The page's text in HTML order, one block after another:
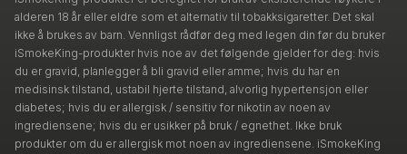
alderen 18 år eller eldre som et alternativ til tobakksigaretter. Det skal
ikke å brukes av barn. Vennligst rådfør deg med legen din før du bruker
iSmokeKing-produkter hvis noe av det følgende gjelder for deg: hvis
du er gravid, planlegger å bli gravid eller amme; hvis du har en
medisinsk tilstand, ustabil hjerte tilstand, alvorlig hypertensjon eller
diabetes; hvis du er allergisk / sensitiv for nikotin av noen av
ingrediensene; hvis du er usikker på bruk / egnethet. Ikke bruk
produkter om du er allergisk mot noen av ingrediensene. iSmokeKing